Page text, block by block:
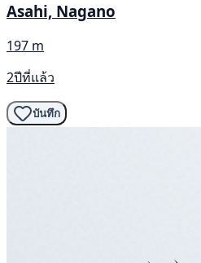
Asahi, Nagano
197 m
2ปีที่แล้ว
บันทึก